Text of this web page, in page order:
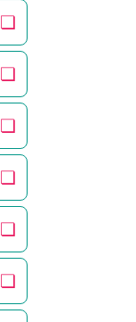
❏
❏
❏
❏
❏
❏